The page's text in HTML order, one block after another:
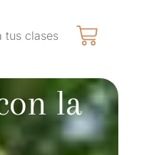
tus clases
la